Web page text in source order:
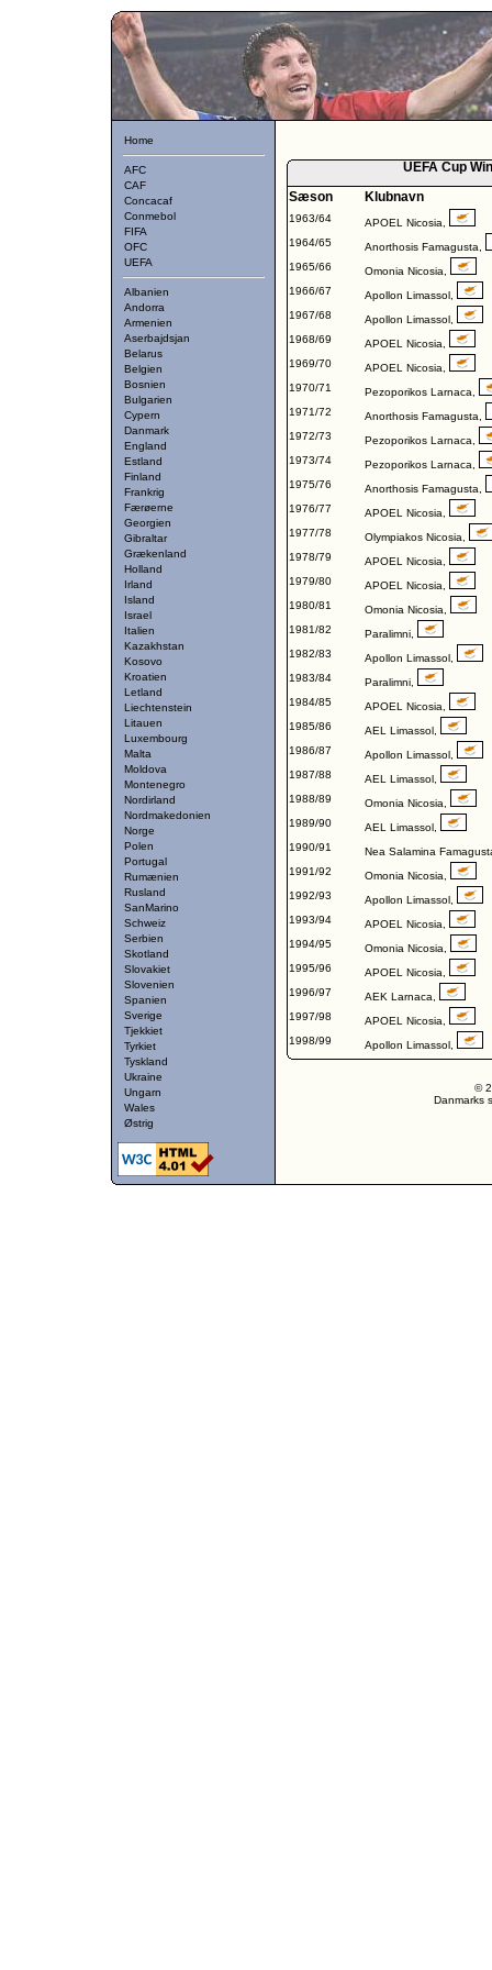
Home
AFC
CAF
Concacaf
Conmebol
FIFA
OFC
UEFA
Albanien
Andorra
Armenien
Aserbajdsjan
Belarus
Belgien
Bosnien
Bulgarien
Cypern
Danmark
England
Estland
Finland
Frankrig
Færøerne
Georgien
Gibraltar
Grækenland
Holland
Irland
Island
Israel
Italien
Kazakhstan
Kosovo
Kroatien
Letland
Liechtenstein
Litauen
Luxembourg
Malta
Moldova
Montenegro
Nordirland
Nordmakedonien
Norge
Polen
Portugal
Rumænien
Rusland
SanMarino
Schweiz
Serbien
Skotland
Slovakiet
Slovenien
Spanien
Sverige
Tjekkiet
Tyrkiet
Tyskland
Ukraine
Ungarn
Wales
Østrig
UEFA Cup
Sæson
Klubnavn
1963/64 APOEL Nicosia
1964/65
Anorthosis Famagusta
1965/66
Omonia Nicosia
1966/67
Apollon Limassol
1967/68
Apollon Limassol
1968/69
APOEL Nicosia
1969/70
APOEL Nicosia
1970/71
Pezoporikos Larnaca
1971/72
Anorthosis Famagusta
1972/73
Pezoporikos Larnaca
1973/74
Pezoporikos Larnaca
1975/76
Anorthosis Famagusta
1976/77
APOEL Nicosia
1977/78
Olympiakos Nicosia
1978/79
APOEL Nicosia
1979/80
APOEL Nicosia
1980/81
Omonia Nicosia
1981/82
Paralimni
1982/83
Apollon Limassol
1983/84
Paralimni
1984/85
APOEL Nicosia
1985/86
AEL Limassol
1986/87
Apollon Limassol
1987/88
AEL Limassol
1988/89
Omonia Nicosia
1989/90
AEL Limassol
1990/91
Nea Salamina
1991/92
Omonia Nicosia
1992/93
Apollon Limassol
1993/94
APOEL Nicosia
1994/95
Omonia Nicosia
1995/96
APOEL Nicosia
1996/97
AEK Larnaca
1997/98
APOEL Nicosia
1998/99
Apollon Limassol
©
Danmarks